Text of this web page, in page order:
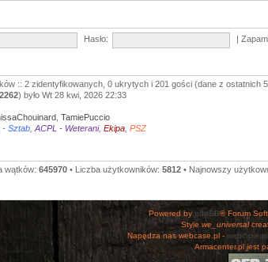
Hasło:
:: 2 zidentyfikowanych, 0 ukrytych i 201 gości (dane z ostatnich
2262) było Wt 28 kwi, 2026 22:33
TamiePuccio
- Sztab ACPL - Weterani, Ekipa PSZ
wątków: 645970 • Liczba użytkowników: 5812 • Najnowszy
Powered by phpBB® Forum
Stylewe_universal
Napędza nas webcase.pl -
Armacenter.pl jest